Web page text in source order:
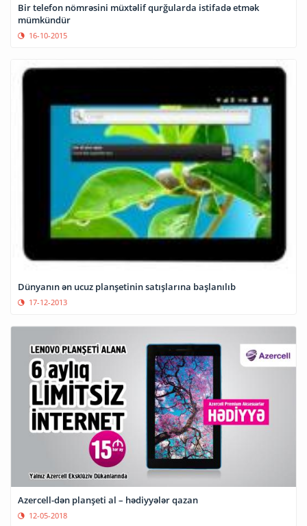
Bir telefon nömrəsini müxtəlif qurğularda istifadə etmək
mümkündür
16-10-2015
Dünyanın ən ucuz planşetinin satışlarına başlanılıb
17-12-2013
Azercell-dən planşeti al – hədiyyələr qazan
12-05-2018